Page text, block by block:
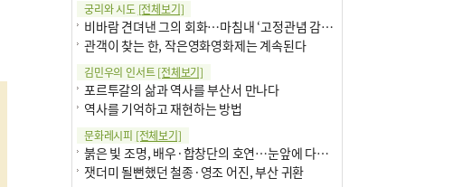
궁리와 시도 [전체보기]
비바람 견뎌낸 그의 회화…마침내 ‘고정관념 감옥’서 해방
관객이 찾는 한, 작은영화영화제는 계속된다
김민우의 인서트[전체보기]
포르투갈의 삶과 역사를 부산서 만나다
역사를 기억하고 재현하는 방법
문화레시피 [전체보기]
붉은 빛 조명, 배우·합창단의 호연…눈앞에 다가온 부산오페라하우스
잿더미 될뻔했던 철종·영조 어진, 부산 귀환